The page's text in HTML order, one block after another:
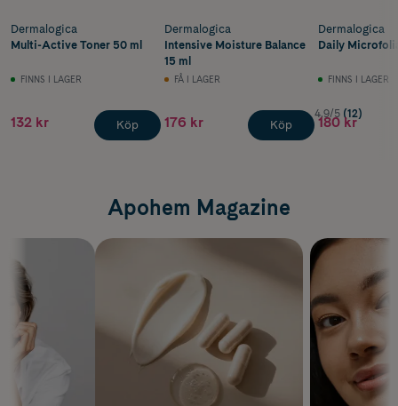
Dermalogica
Multi-Active Toner 50 ml
FINNS I LAGER
132 kr Köp
Dermalogica
Intensive Moisture Balance
15 ml
FÅ I LAGER
176 kr Köp
Dermalogica
Daily
FINNS I LAGER
4.9/5 (12)
180 kr
Apohem Magazine